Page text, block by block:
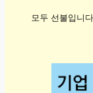
모두 선불입니